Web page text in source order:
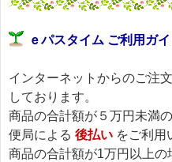
ｅパスタイム ご利用ガ
インターネットからのご注
しております。
商品の合計額が５万円未満
便局による 後払い をご利用
商品の合計額が1万円以上